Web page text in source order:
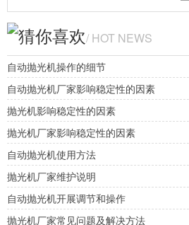
猜你喜欢/ HOT NEWS
自动抛光机操作的细节
自动抛光机厂家影响稳定性的因素
抛光机影响稳定性的因素
抛光机厂家影响稳定性的因素
自动抛光机使用方法
抛光机厂家维护说明
自动抛光机开展调节和操作
抛光机厂家常见问题及解决方法